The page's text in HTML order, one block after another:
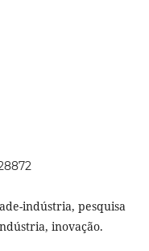
indústria, pesquisa
inovação.